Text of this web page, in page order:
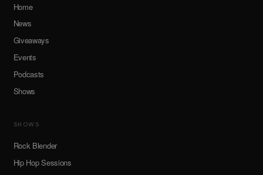
Home
News
Giveaways
Events
Podcasts
Shows
SHOWS
Rock Blender
Hip Hop Sessions